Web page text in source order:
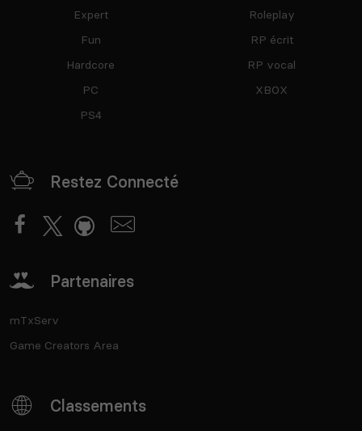
Expert
Fun
Hardcore
PC
PS4
Roleplay
RP écrit
RP vocal
XBOX
Restez Connecté
Partenaires
mTxServ
Game Creators Area
Classements